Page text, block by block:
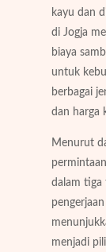
kayu dan
di Jogja
biaya
untuk
berbagai
dan harga
Menurut
dalam tiga
menjadi